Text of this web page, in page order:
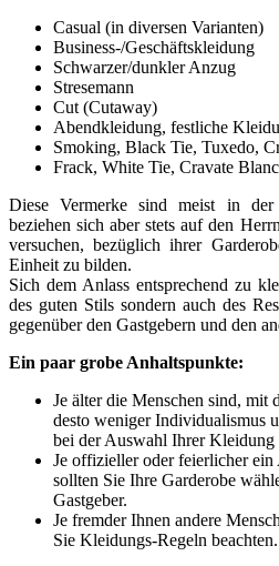
Casual (in diversen Varianten)
Business-/Geschäftskleidung
Schwarzer/dunkler Anzug
Stresemann
Cut (Cutaway)
Abendkleidung, festliche
Smoking, Black Tie, Tuxedo,
Frack, White Tie, Cravate
Diese Vermerke sind meist in der
beziehen sich aber stets auf den
versuchen, bezüglich ihrer
Einheit zu bilden.
Sich dem Anlass entsprechend zu
des guten Stils sondern auch des
gegenüber den Gastgebern und den
Ein paar grobe Anhaltspunkte:
Je älter die Menschen sind, mit
desto weniger Individualismus
bei der Auswahl Ihrer Kleidung
Je offizieller oder feierlicher ein
sollten Sie Ihre Garderobe
Gastgeber.
Je fremder Ihnen andere
Sie Kleidungs-Regeln beachten.